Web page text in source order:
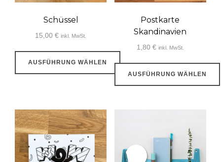
auf
der
Produktseite
werden
Schüssel
15,00€ inkl. MwSt.
AUSFÜHRUNG WÄHLEN
weist
mehrere
Varianten
auf.
Postkarte
Skandinavien
1,80 € inkl. MwSt.
AUSFÜHRUNG WÄHLEN
mehrere
Varianten